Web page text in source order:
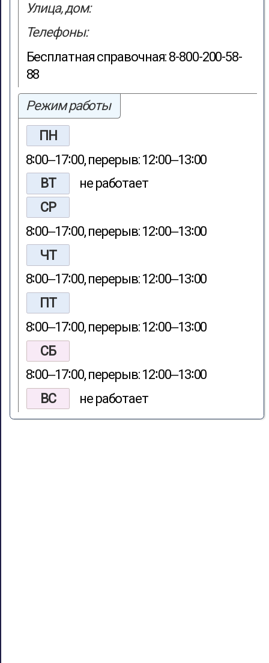
Улица, дом:
Телефоны:
Бесплатная справочная: 8-800-200-58-
88
Режим работы
ПН
8∶00‒17∶00, перерыв: 12∶00‒13∶00
ВТ
не работает
СР
8∶00‒17∶00, перерыв: 12∶00‒13∶00
ЧТ
8∶00‒17∶00, перерыв: 12∶00‒13∶00
ПТ
8∶00‒17∶00, перерыв: 12∶00‒13∶00
СБ
8∶00‒17∶00, перерыв: 12∶00‒13∶00
ВС
не работает